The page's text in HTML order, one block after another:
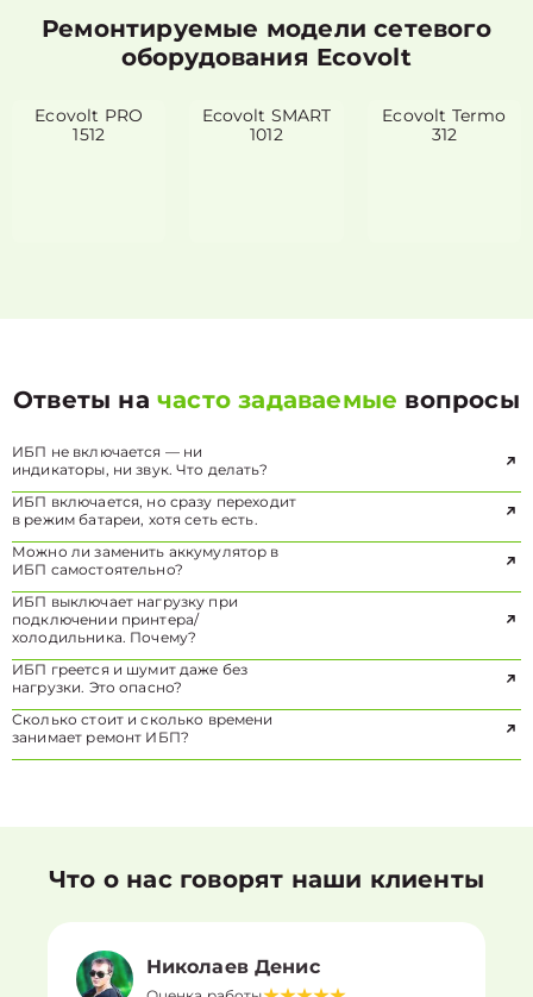
Ремонтируемые модели сетевого
оборудования Ecovolt
Ecovolt PRO
1512
Ecovolt SMART
1012
Ecovolt Termo
312
Ответы начасто задаваемые вопросы
ИБП не включается — ни
индикаторы, ни звук. Что делать?
ИБП включается, но сразу переходит
в режим батареи, хотя сеть есть.
Можно ли заменить аккумулятор в
ИБП самостоятельно?
ИБП выключает нагрузку при
подключении принтера/
холодильника. Почему?
ИБП греется и шумит даже без
нагрузки. Это опасно?
Сколько стоит и сколько времени
занимает ремонт ИБП?
Что о нас говорят наши клиенты
Николаев Денис